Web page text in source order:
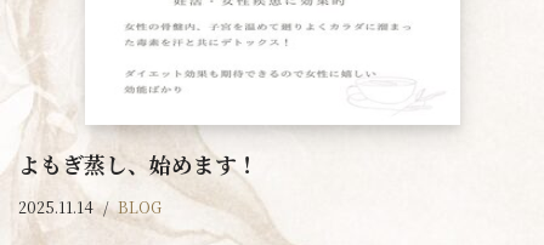
よもぎ蒸し、始めます！
2025.11.14 BLOG